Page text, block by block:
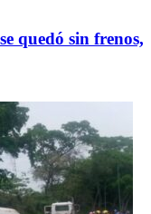
quedó sin frenos,